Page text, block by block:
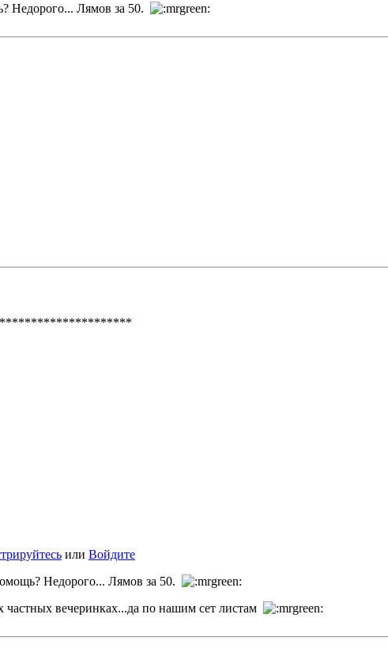
Недорого... Лямов за 50.
***********************
или Войдите
Недорого... Лямов за 50.
частных вечеринках...да по нашим сет листам